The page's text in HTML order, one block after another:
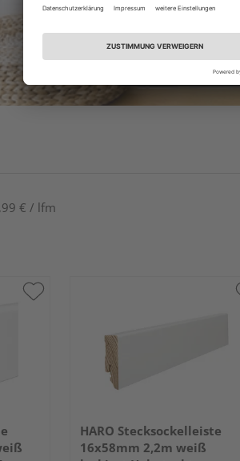
€ / lfm
HARO Stecksockelleiste
16x58mm 2,2m weiß